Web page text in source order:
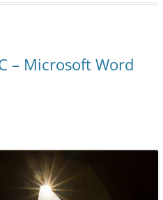
– Microsoft Word